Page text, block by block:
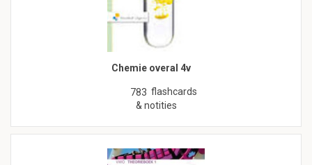
Chemie overal 4v
783 flashcards
& notities